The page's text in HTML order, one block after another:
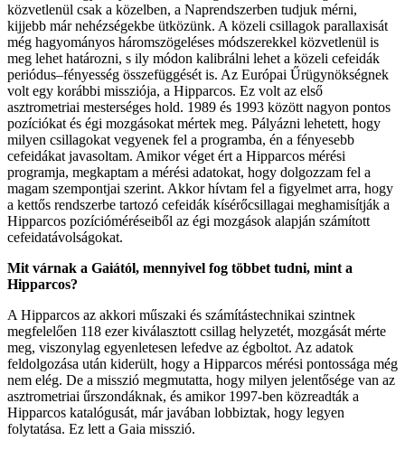
közvetlenül csak a közelben, a Naprendszerben tudjuk mérni,
kijjebb már nehézségekbe ütközünk. A közeli csillagok parallaxisát
még hagyományos háromszögeléses módszerekkel közvetlenül is
meg lehet határozni, s ily módon kalibrálni lehet a közeli cefeidák
periódus–fényesség összefüggését is. Az Európai Űrügynökségnek
volt egy korábbi missziója, a Hipparcos. Ez volt az első
asztrometriai mesterséges hold. 1989 és 1993 között nagyon pontos
pozíciókat és égi mozgásokat mértek meg. Pályázni lehetett, hogy
milyen csillagokat vegyenek fel a programba, én a fényesebb
cefeidákat javasoltam. Amikor véget ért a Hipparcos mérési
programja, megkaptam a mérési adatokat, hogy dolgozzam fel a
magam szempontjai szerint. Akkor hívtam fel a figyelmet arra, hogy
a kettős rendszerbe tartozó cefeidák kísérőcsillagai meghamisítják a
Hipparcos pozícióméréseiből az égi mozgások alapján számított
cefeidatávolságokat.
Mit várnak a Gaiától, mennyivel fog többet tudni, mint a
Hipparcos?
A Hipparcos az akkori műszaki és számítástechnikai szintnek
megfelelően 118 ezer kiválasztott csillag helyzetét, mozgását mérte
meg, viszonylag egyenletesen lefedve az égboltot. Az adatok
feldolgozása után kiderült, hogy a Hipparcos mérési pontossága még
nem elég. De a misszió megmutatta, hogy milyen jelentősége van az
asztrometriai űrszondáknak, és amikor 1997-ben közreadták a
Hipparcos katalógusát, már javában lobbiztak, hogy legyen
folytatása. Ez lett a Gaia misszió.